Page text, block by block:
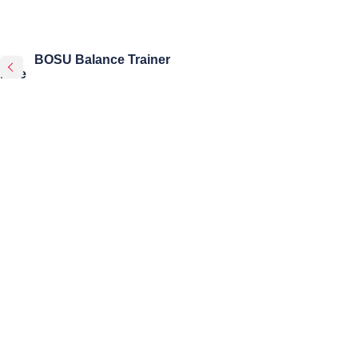
BOSU Balance Trainer
Elite